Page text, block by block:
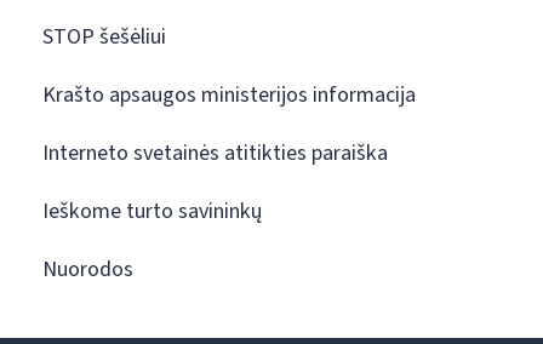
STOP šešėliui
Krašto apsaugos ministerijos informacija
Interneto svetainės atitikties paraiška
Ieškome turto savininkų
Nuorodos